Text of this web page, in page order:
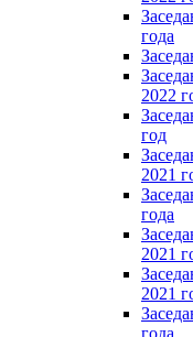
года
2022
год
2021
года
2021
2021
года